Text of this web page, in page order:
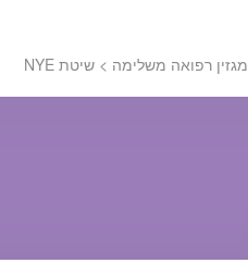
מגזין רפואה משלימה > שיטת NYE